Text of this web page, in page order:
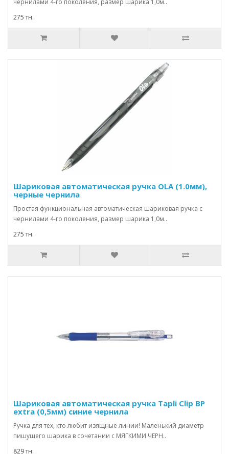
чернилами 4-го поколения, размер шарика 1,0м..
275 тн.
Шариковая автоматическая ручка OLA (1.0мм),
черные чернила
Простая функциональная автоматическая шариковая ручка с
чернилами 4-го поколения, размер шарика 1,0м..
275 тн.
Шариковая автоматическая ручка Tapli Clip BP
extra (0,5мм) синие чернила
Ручка для тех, кто любит изящные линии! Маленький диаметр
пишущего шарика в сочетании с МЯГКИМИ ЧЕРН..
829 тн.